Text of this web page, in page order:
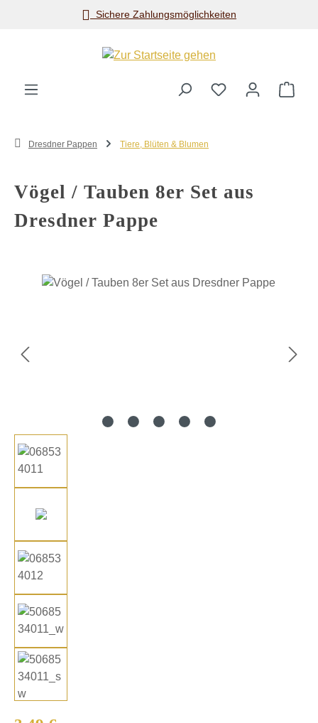
Zum Hauptinhalt springenSichere Zahlungsmöglichkeiten
Dresdner Pappen Tiere, Blüten & Blumen
Vögel / Tauben 8er Set aus
Dresdner Pappe
Bildergalerie überspringen
Regulärer Preis: